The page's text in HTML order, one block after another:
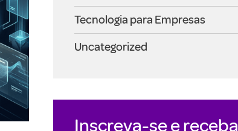
Tecnologia para Empresas
Uncategorized
Inscreva-se e receba